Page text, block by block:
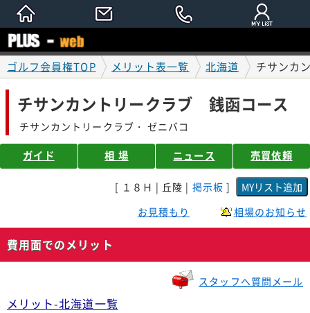
ゴルフ会員権TOP メリット表一覧 北海道 チサンカ
チサンカントリークラブ 銭函コース
チサンカントリークラブ・ ゼニバコ
ガイド 相 場 ニュース 売買依頼
[ １８Ｈ | 丘陵 | 掲示板 ]
お見積もり
相場のお知らせ
費用面でのメリット
スタッフへ質問メール
メリット-北海道一覧